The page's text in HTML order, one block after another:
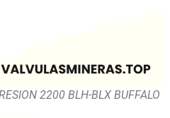
2200 BLH-BLX BUFFALO